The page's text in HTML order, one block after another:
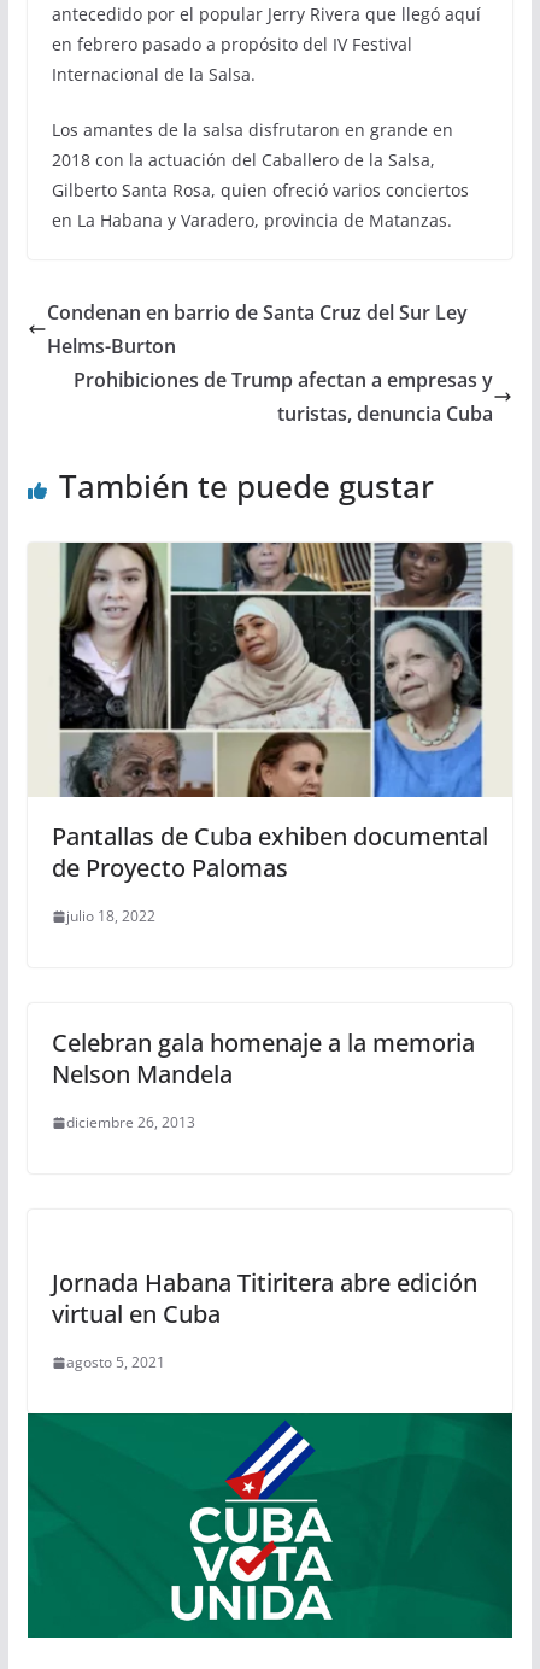
antecedido por el popular Jerry Rivera que llegó aquí
en febrero pasado a propósito del IV Festival
Internacional de la Salsa.
Los amantes de la salsa disfrutaron en grande en
2018 con la actuación del Caballero de la Salsa,
Gilberto Santa Rosa, quien ofreció varios conciertos
en La Habana y Varadero, provincia de Matanzas.
Condenan en barrio de Santa Cruz del Sur Ley
Helms-Burton
Prohibiciones de Trump afectan a empresas y
turistas, denuncia Cuba
También te puede gustar
Pantallas de Cuba exhiben documental
de Proyecto Palomas
julio 18, 2022
Celebran gala homenaje a la memoria
Nelson Mandela
diciembre 26, 2013
Jornada Habana Titiritera abre edición
virtual en Cuba
agosto 5, 2021